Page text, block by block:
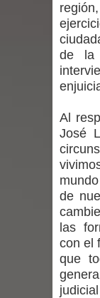
de la
Al
José
de
las
con el
que